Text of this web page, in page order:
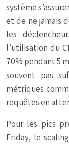
système
et de ne jamais
les
l’utilisation du
70% pendant 5
souvent pas
métriques
requêtes en
Pour les pics
Friday, le